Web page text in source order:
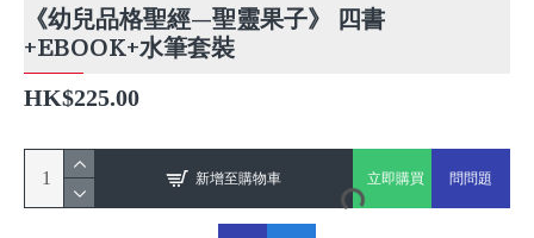
《幼兒品格聖經—聖靈果子》 四書
+EBOOK+水筆套裝
HK$225.00
新增至購物車 立即購買 問問題